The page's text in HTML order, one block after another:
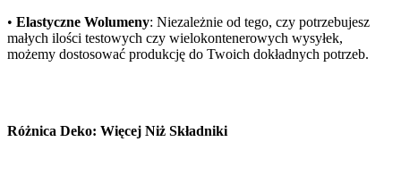
• Elastyczne Wolumeny: Niezależnie od tego, czy potrzebujesz
małych ilości testowych czy wielokontenerowych wysyłek,
możemy dostosować produkcję do Twoich dokładnych potrzeb.
Różnica Deko: Więcej Niż Składniki